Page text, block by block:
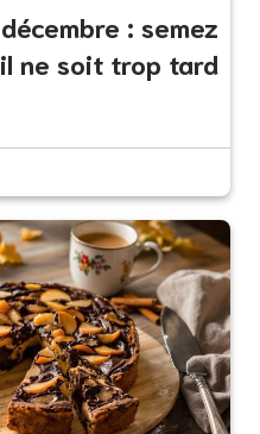
: semez
ne soit trop tard